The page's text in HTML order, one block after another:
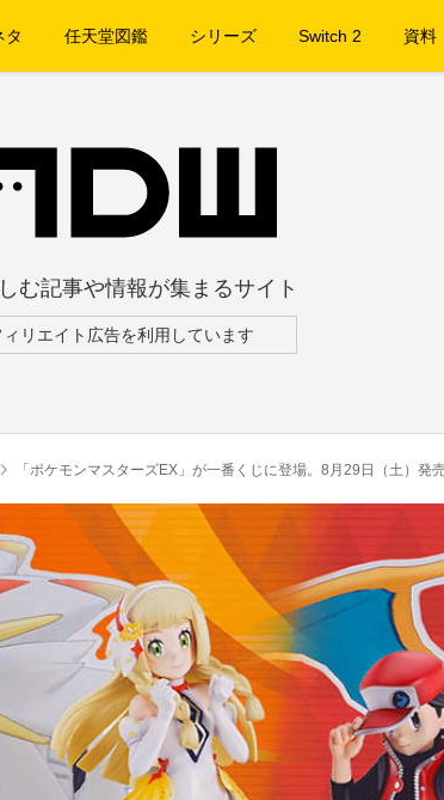
タ 任天堂図鑑 シリーズ Switch 2 資料
む記事や情報が集まるサイト
リエイト広告を利用しています
「ポケモンマスターズEX」が一番くじに登場。8月29日（土）発売！「一番